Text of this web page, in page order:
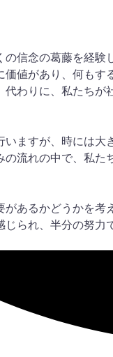
信念の葛藤を経
値があり、何も
わりに、私たち
ますが、時には大
流れの中で、私
あるかどうかを
られ、半分の努力